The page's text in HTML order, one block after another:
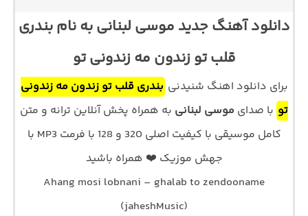
دانلود آهنگ جدید موسی لبنانی به نام بندری
قلب تو زندون مه زندونی تو
برای دانلود اهنگ شنیدنی بندری قلب تو زندون مه زندونی
تو با صدای موسی لبنانی به همراه پخش آنلاین ترانه و متن
کامل موسیقی با کیفیت اصلی 320 و 128 با فرمت MP3 با
جهش موزیک ❤️ همراه باشید
Ahang mosi lobnani – ghalab to zendooname
(jaheshMusic)